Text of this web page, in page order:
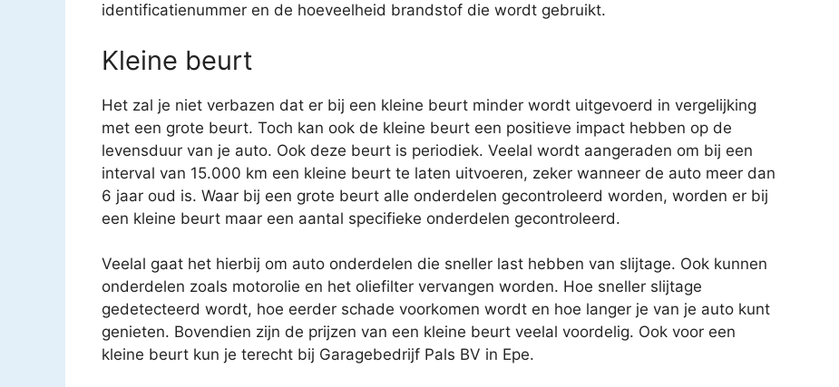
identificatienummer en de hoeveelheid brandstof die wordt gebruikt.
Kleine beurt
Het zal je niet verbazen dat er bij een kleine beurt minder wordt uitgevoerd in vergelijking
met een grote beurt. Toch kan ook de kleine beurt een positieve impact hebben op de
levensduur van je auto. Ook deze beurt is periodiek. Veelal wordt aangeraden om bij een
interval van 15.000 km een kleine beurt te laten uitvoeren, zeker wanneer de auto meer dan
6 jaar oud is. Waar bij een grote beurt alle onderdelen gecontroleerd worden, worden er bij
een kleine beurt maar een aantal specifieke onderdelen gecontroleerd.
Veelal gaat het hierbij om auto onderdelen die sneller last hebben van slijtage. Ook kunnen
onderdelen zoals motorolie en het oliefilter vervangen worden. Hoe sneller slijtage
gedetecteerd wordt, hoe eerder schade voorkomen wordt en hoe langer je van je auto kunt
genieten. Bovendien zijn de prijzen van een kleine beurt veelal voordelig. Ook voor een
kleine beurt kun je terecht bij Garagebedrijf Pals BV in Epe.